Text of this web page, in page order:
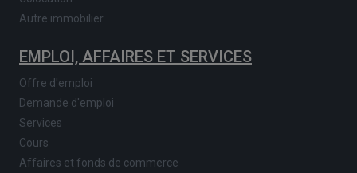
Autre immobilier
EMPLOI, AFFAIRES ET SERVICES
Offre d'emploi
Demande d'emploi
Services
Cours
Affaires et fonds de commerce